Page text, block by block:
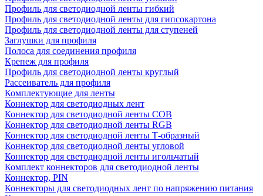
Профиль для светодиодной ленты гибкий
Профиль для светодиодной ленты для гипсокартона
Профиль для светодиодной ленты для ступеней
Заглушки для профиля
Полоса для соединения профиля
Крепеж для профиля
Профиль для светодиодной ленты круглый
Рассеиватель для профиля
Комплектующие для ленты
Коннектор для светодиодных лент
Коннектор для светодиодной ленты COB
Коннектор для светодиодной ленты RGB
Коннектор для светодиодной ленты Т-образный
Коннектор для светодиодной ленты угловой
Коннектор для светодиодной ленты игольчатый
Комплект коннекторов для светодиодной ленты
Коннектор, PIN
Коннекторы для светодиодных лент по напряжению питания